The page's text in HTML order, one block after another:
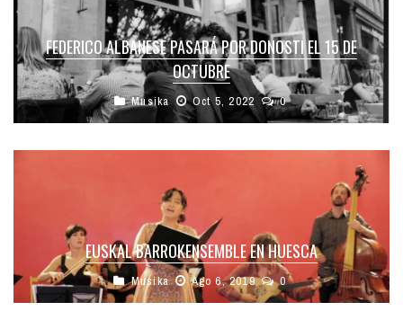
FEDERICO ALBANESE PASARÁ POR DONOSTI EL 15 DE
OCTUBRE
Musika Oct 5, 2022 0
EUSKAL BARROKENSEMBLE EN HUESCA
Musika Ago 6, 2019 0